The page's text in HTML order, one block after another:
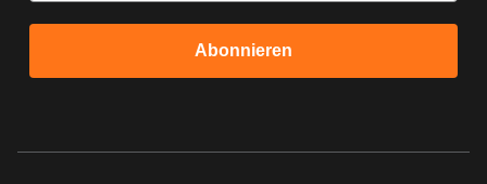
Abonnieren